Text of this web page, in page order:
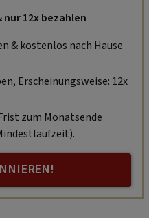
nur 12x bezahlen
& kostenlos nach Hause
Erscheinungsweise: 12x
zum Monatsende